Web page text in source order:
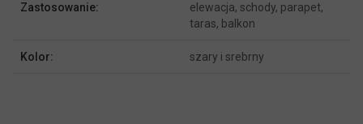
Zastosowanie:
elewacja, schody, parapet,
taras, balkon
Kolor: szary i srebrny